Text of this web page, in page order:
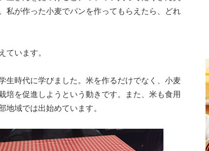
私が作った小麦でパンを作ってもらえたら、どれ
います。
生時代に学びました。米を作るだけでなく、小麦
培を促進しようという動きです。また、米も食用
域では出始めています。